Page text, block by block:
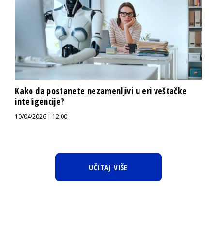
Kako da postanete nezamenljivi u eri veštačke
inteligencije?
10/04/2026 | 12:00
UČITAJ VIŠE